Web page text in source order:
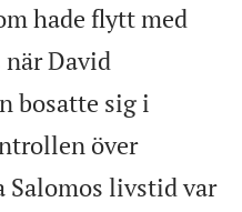
hade flytt med
David
bosatte sig i
över
Salomos livstid var